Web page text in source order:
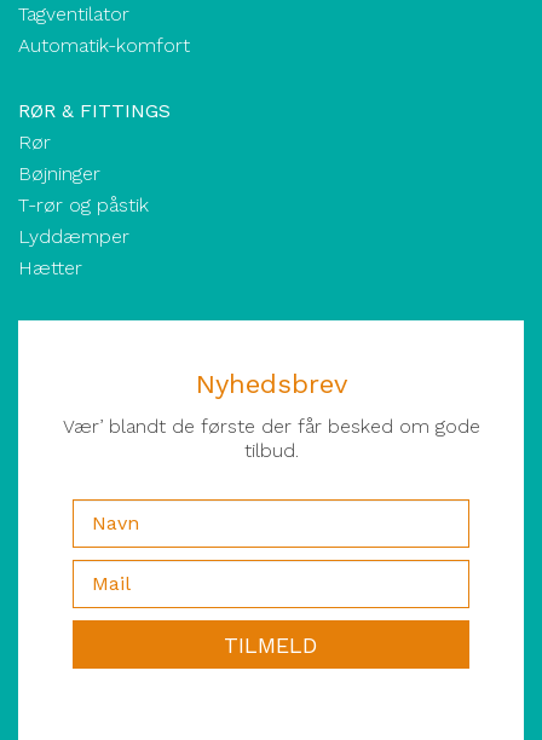
Tagventilator
Automatik-komfort
RØR & FITTINGS
Rør
Bøjninger
T-rør og påstik
Lyddæmper
Hætter
Nyhedsbrev
Vær’ blandt de første der får besked om gode
tilbud.
TILMELD